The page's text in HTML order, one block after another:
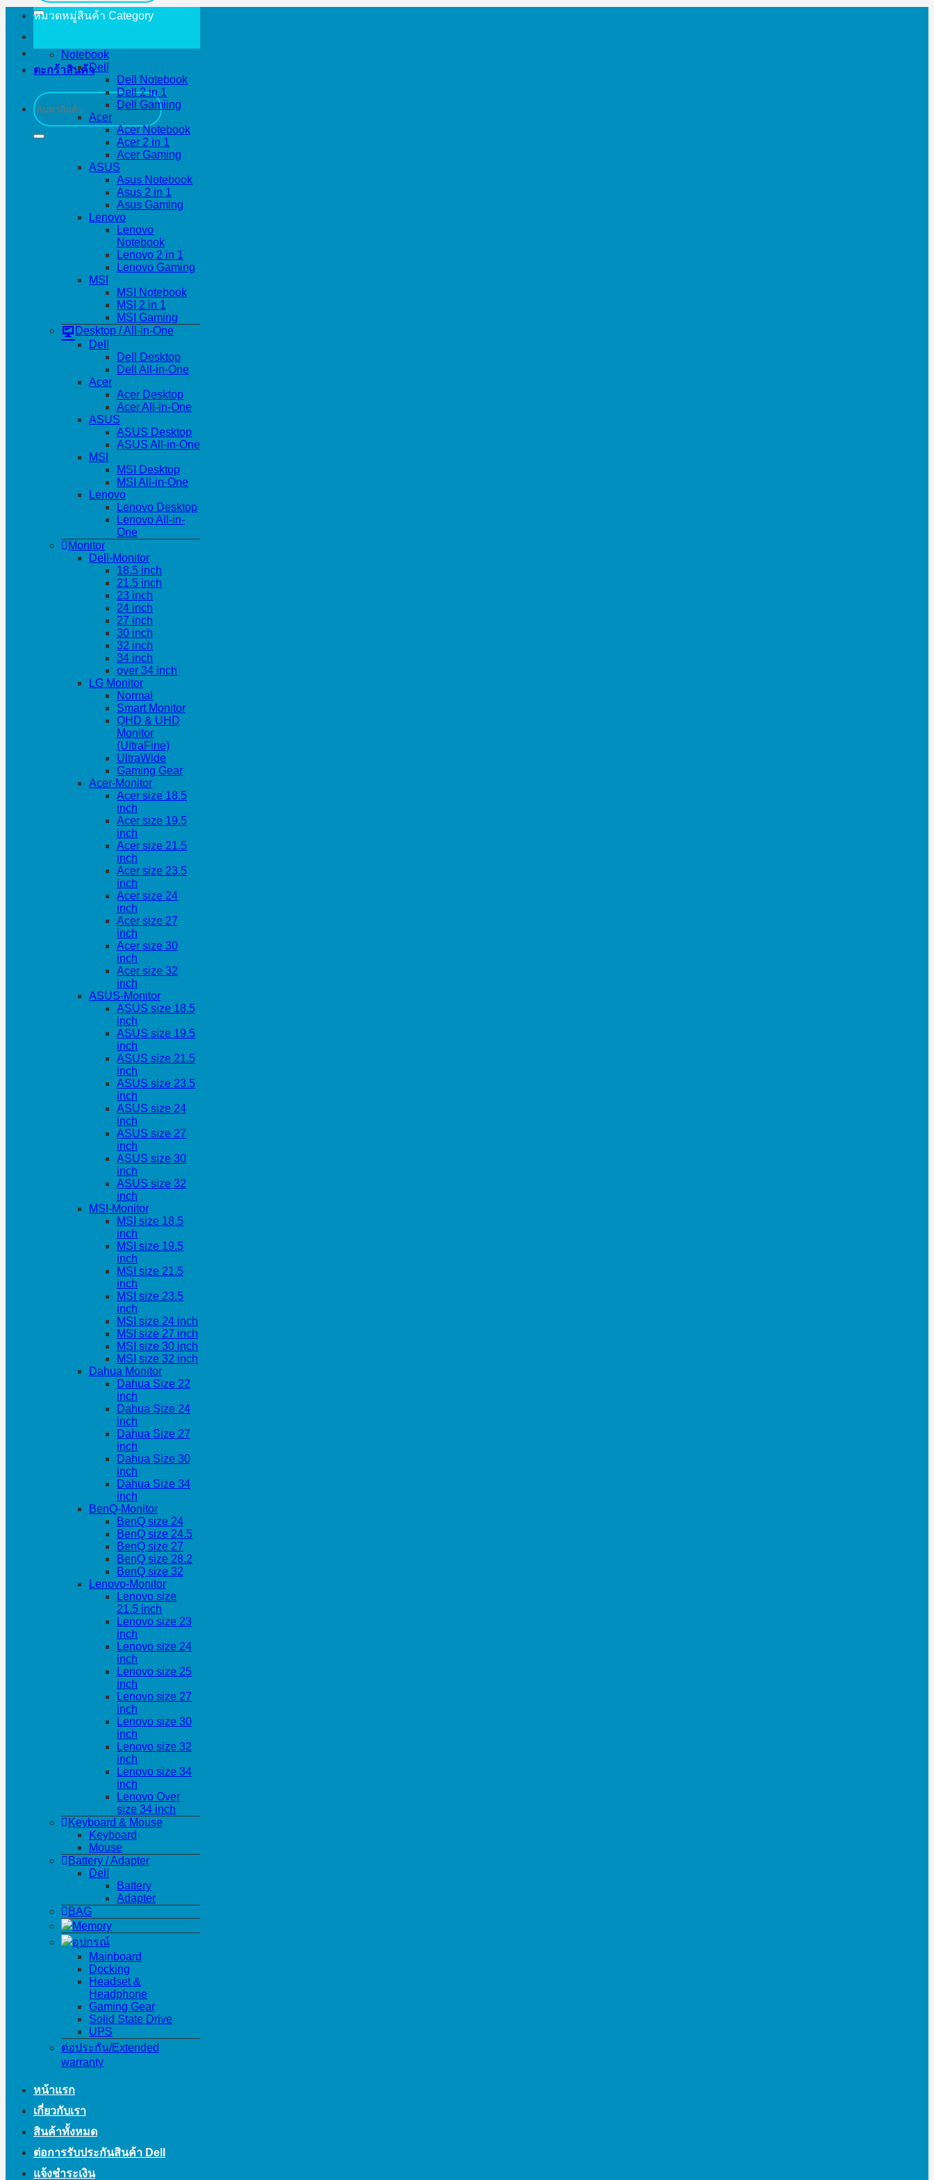
ตะกร้าสินค้า
ค้นหา:
หมวดหมู่สินค้า Category
Notebook
Dell
Dell Notebook
Dell 2 in 1
Dell Gamiing
Acer
Acer Notebook
Acer 2 in 1
Acer Gaming
ASUS
Asus Notebook
Asus 2 in 1
Asus Gaming
Lenovo
Lenovo
Notebook
Lenovo 2 in 1
Lenovo Gaming
MSI
MSI Notebook
MSI 2 in 1
MSI Gaming
Desktop / All-in-One
Dell
Dell Desktop
Dell All-in-One
Acer
Acer Desktop
Acer All-in-One
ASUS
ASUS Desktop
ASUS All-in-One
MSI
MSI Desktop
MSI All-in-One
Lenovo
Lenovo Desktop
Lenovo All-in-
One
Monitor
Dell-Monitor
18.5 inch
21.5 inch
23 inch
24 inch
27 inch
30 inch
32 inch
34 inch
over 34 inch
LG Monitor
Normal
Smart Monitor
QHD & UHD
Monitor
(UltraFine)
UltraWide
Gaming Gear
Acer-Monitor
Acer size 18.5
inch
Acer size 19.5
inch
Acer size 21.5
inch
Acer size 23.5
inch
Acer size 24
inch
Acer size 27
inch
Acer size 30
inch
Acer size 32
inch
ASUS-Monitor
ASUS size 18.5
inch
ASUS size 19.5
inch
ASUS size 21.5
inch
ASUS size 23.5
inch
ASUS size 24
inch
ASUS size 27
inch
ASUS size 30
inch
ASUS size 32
inch
MSI-Monitor
MSI size 18.5
inch
MSI size 19.5
inch
MSI size 21.5
inch
MSI size 23.5
inch
MSI size 24 inch
MSI size 27 inch
MSI size 30 inch
MSI size 32 inch
Dahua Monitor
Dahua Size 22
inch
Dahua Size 24
inch
Dahua Size 27
inch
Dahua Size 30
inch
Dahua Size 34
inch
BenQ-Monitor
BenQ size 24
BenQ size 24.5
BenQ size 27
BenQ size 28.2
BenQ size 32
Lenovo-Monitor
Lenovo size
21.5 inch
Lenovo size 23
inch
Lenovo size 24
inch
Lenovo size 25
inch
Lenovo size 27
inch
Lenovo size 30
inch
Lenovo size 32
inch
Lenovo size 34
inch
Lenovo Over
size 34 inch
Keyboard & Mouse
Keyboard
Mouse
Battery / Adapter
Dell
Battery
Adapter
BAG
Memory
อุปกรณ์
Mainboard
Docking
Headset &
Headphone
Gaming Gear
Solid State Drive
UPS
ต่อประกัน/Extended
warranty
หน้าแรก
เกี่ยวกับเรา
สินค้าทั้งหมด
ต่อการรับประกันสินค้า Dell
แจ้งชำระเงิน